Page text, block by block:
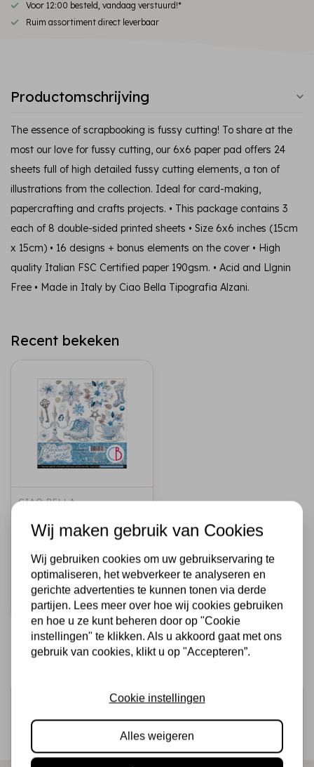
Voor 12:00 besteld, vandaag verstuurd!*
Ruim assortiment direct leverbaar
Productomschrijving
The essence of scrapbooking is fussy cutting! To share at the
most our love for fussy cutting, our 6x6 paper pad offers 24
sheets full of high detailed fussy cutting elements, a ton of
illustrations from the collection. Ideal for card-making,
papercrafting and crafts projects. • This package contains 3
each of 8 double-sided printed sheets • Size 6x6 inches (15cm
x 15cm) • 16 designs + bonus elements on the cover • High
quality Italian FSC Certified paper 190gsm. • Acid and Llgnin
Free • Made in Italy by Ciao Bella Tipografia Alzani.
Recent bekeken
CIAO BELLA
BLUE FUSSY CUT
€6,25 Op voorraad
Snel toevoegen
Schrijf je in voor de nieuwsbrief
Ontvang als eerste onze actie en nieuwe producten
direct in je mailbox!
Wij maken gebruik van Cookies
Wij gebruiken cookies om uw gebruikservaring te
optimaliseren, het webverkeer te analyseren en
gerichte advertenties te kunnen tonen via derde
partijen. Lees meer over hoe wij cookies gebruiken
en hoe u ze kunt beheren door op "Cookie
instellingen" te klikken. Als u akkoord gaat met ons
gebruik van cookies, klikt u op "Accepteren”.
Cookie instellingen
Alles weigeren